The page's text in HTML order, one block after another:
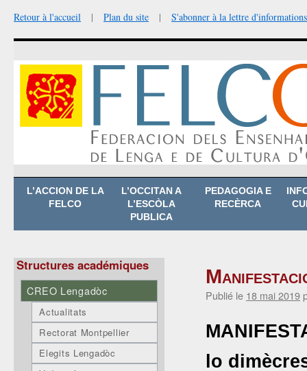
Retour à l'accueil | Plan du site | S'abonner à la lettre d'informations
AllerL’ACCION DE LA
FELCO
L’OCCITAN A
L’ESCÒLA
PUBLICA
PEDAGOGIA E
RECÈRCA
Publié le 18 mai 2019
lo
Structures académiques
CREO Lengadòc
Actualitats
Rectorat Montpellier
Elegits Lengadòc